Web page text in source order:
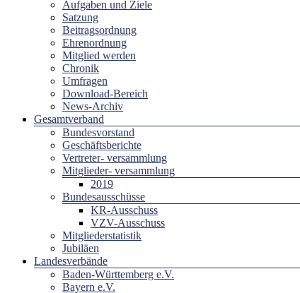
Aufgaben und Ziele
Satzung
Beitragsordnung
Ehrenordnung
Mitglied werden
Chronik
Umfragen
Download-Bereich
News-Archiv
Gesamtverband
Bundesvorstand
Geschäftsberichte
Vertreter- versammlung
Mitglieder- versammlung
2019
Bundesausschüsse
KR-Ausschuss
VZV-Ausschuss
Mitgliederstatistik
Jubiläen
Landesverbände
Baden-Württemberg e.V.
Bayern e.V.